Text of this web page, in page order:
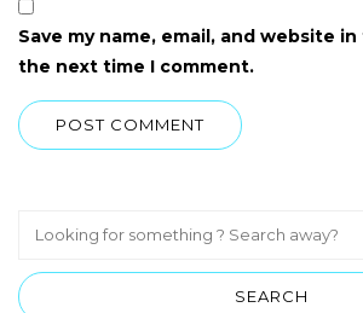
Save my name, email, and website
the next time I comment.